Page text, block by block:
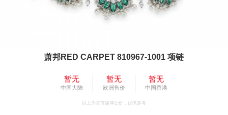
萧邦RED CARPET 810967-1001 项链
暂无
中国大陆
暂无
欧洲售价
暂无
中国香港
以上为官方媒体公价，仅供参考